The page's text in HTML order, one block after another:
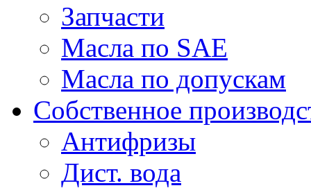
Запчасти
Масла по SAE
Масла по допускам
Собственное
Антифризы
Дист. вода